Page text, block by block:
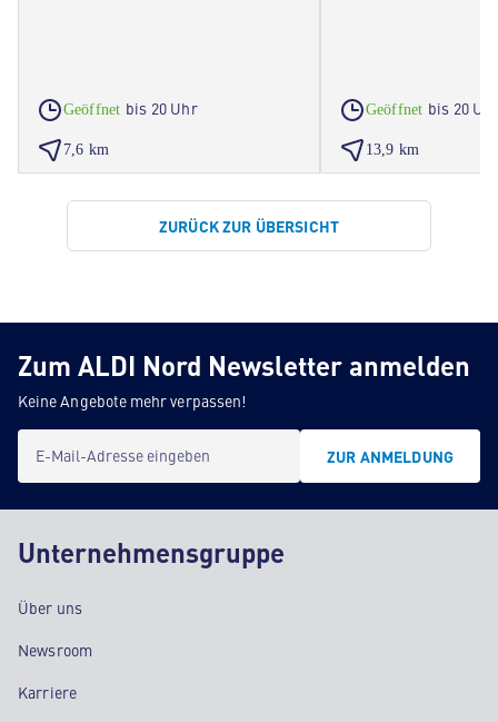
Geöffnet bis 20 Uhr
7,6 km
Geöffnet bis 20
13,9 km
ZURÜCK ZUR ÜBERSICHT
Zum ALDI Nord Newsletter anmelden
Keine Angebote mehr verpassen!
E-Mail-Adresse eingeben ZUR ANMELDUNG
Unternehmensgruppe
Über uns
Newsroom
Karriere